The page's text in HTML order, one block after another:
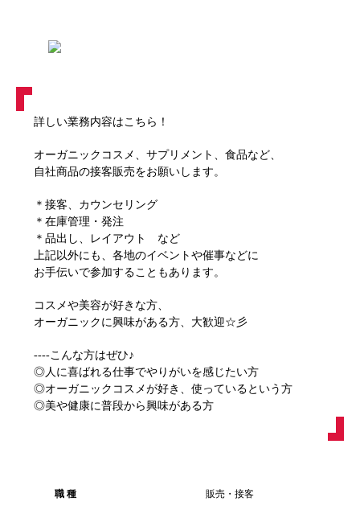
詳しい業務内容はこちら！
オーガニックコスメ、サプリメント、食品など、
自社商品の接客販売をお願いします。
＊接客、カウンセリング
＊在庫管理・発注
＊品出し、レイアウト など
上記以外にも、各地のイベントや催事などに
お手伝いで参加することもあります。
コスメや美容が好きな方、
オーガニックに興味がある方、大歓迎☆彡
----こんな方はぜひ♪
◎人に喜ばれる仕事でやりがいを感じたい方
◎オーガニックコスメが好き、使っているという方
◎美や健康に普段から興味がある方
職 種 販売・接客